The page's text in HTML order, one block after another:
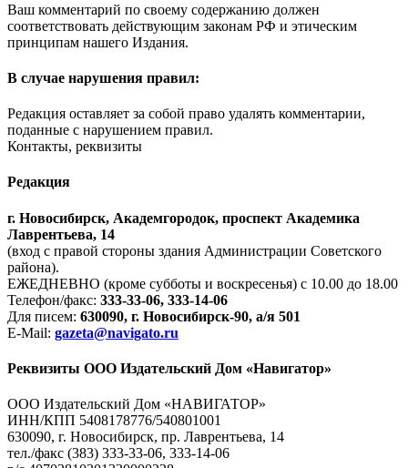
Ваш комментарий по своему содержанию должен
соответствовать действующим законам РФ и этическим
принципам нашего Издания.
В случае нарушения правил:
Редакция оставляет за собой право удалять комментарии,
поданные с нарушением правил.
Контакты, реквизиты
Редакция
г. Новосибирск, Академгородок, проспект Академика
Лаврентьева, 14
(вход с правой стороны здания Администрации Советского
района).
ЕЖЕДНЕВНО (кроме субботы и воскресенья) с 10.00 до 18.00
Телефон/факс: 333-33-06, 333-14-06
Для писем: 630090, г. Новосибирск-90, а/я 501
E-Mail: gazeta@navigato.ru
Реквизиты ООО Издательский Дом «Навигатор»
ООО Издательский Дом «НАВИГАТОР»
ИНН/КПП 5408178776/540801001
630090, г. Новосибирск, пр. Лаврентьева, 14
тел./факс (383) 333-33-06, 333-14-06